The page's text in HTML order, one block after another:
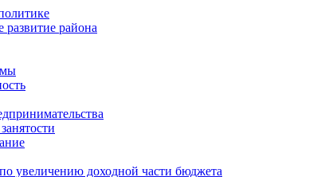
развитие района
увеличению доходной части бюджета